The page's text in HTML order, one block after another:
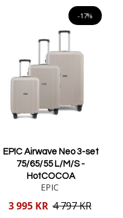
-17%
EPIC Airwave Neo 3-set
75/65/55 L/M/S -
HotCOCOA
EPIC
Reducerat
3 995 KR 4 797 KR